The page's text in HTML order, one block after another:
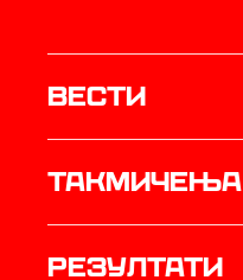
Вести
Такмичења
резултати